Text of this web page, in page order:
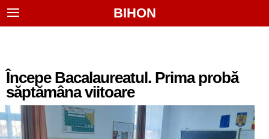
BIHON
Începe Bacalaureatul. Prima probă
săptămâna viitoare